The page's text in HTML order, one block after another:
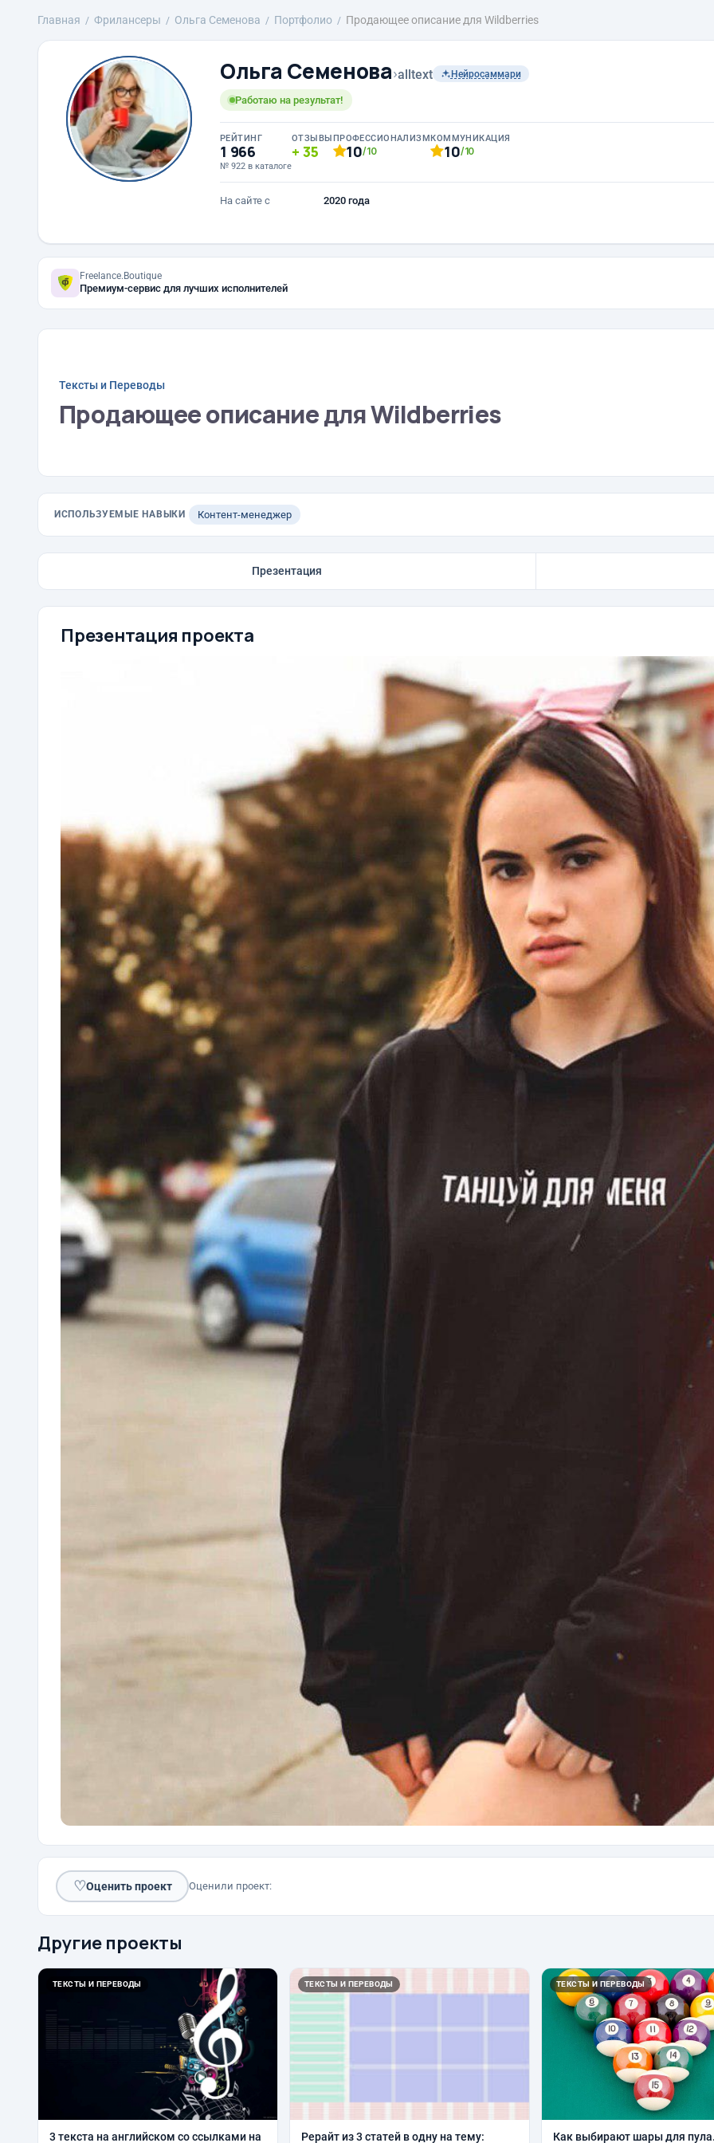
Главная Фрилансеры Ольга Семенова Портфолио Продающее описание для Wildberries
Ольга Семенова›alltext Нейросаммари
Работаю на результат!
РЕЙТИНГ
1 966
№ 922 в каталоге
ОТЗЫВЫ
35
ПРОФЕССИОНАЛИЗМ
10/10
КОММУНИКАЦИЯ
10/10
На сайте с 2020 года
Freelance.Boutique
Премиум-сервис для лучших исполнителей
Тексты и Переводы
Продающее описание для Wildberries
ИСПОЛЬЗУЕМЫЕ НАВЫКИ Контент-менеджер
Презентация
Презентация проекта
♡Оценить проект Оценили проект:
Другие проекты
ТЕКСТЫ И ПЕРЕВОДЫ
3 текста на английском со ссылками на
ТЕКСТЫ И ПЕРЕВОДЫ
Рерайт из 3 статей в одну на тему:
ТЕКСТЫ И ПЕРЕВОДЫ
Как выбирают шары для